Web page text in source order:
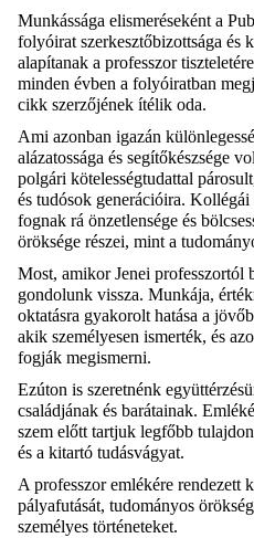
Munkássága elismeréseként a
folyóirat szerkesztőbizottsága és
alapítanak a professzor
minden évben a folyóiratban
cikk szerzőjének ítélik oda.
Ami azonban igazán
alázatossága és segítőkészsége
polgári kötelességtudattal
és tudósok generációira.
fognak rá önzetlensége és
öröksége részei, mint a
Most, amikor Jenei professzortól
gondolunk vissza. Munkája,
oktatásra gyakorolt hatása a
akik személyesen ismerték, és
fogják megismerni.
Ezúton is szeretnénk
családjának és barátainak.
szem előtt tartjuk legfőbb
és a kitartó tudásvágyat.
A professzor emlékére rendezett
pályafutását, tudományos
személyes történeteket.